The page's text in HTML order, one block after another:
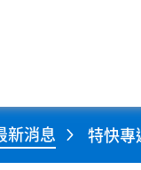
新消息 特快專